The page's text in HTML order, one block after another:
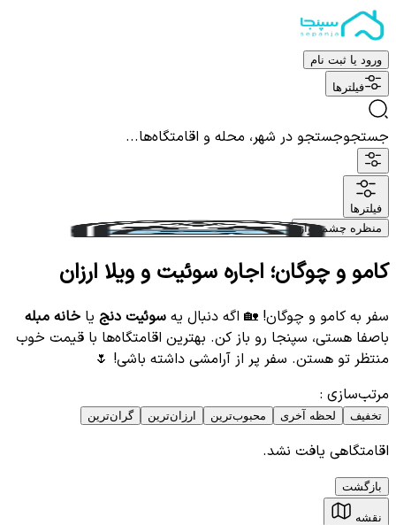
ورود یا ثبت نام
فیلترها
جستجوجستجو در شهر، محله و اقامتگاه‌ها...
فیلترها
منظره چشم نواز
کامو و چوگان؛ اجاره سوئیت و ویلا ارزان
سفر به کامو و چوگان! 🏡 اگه دنبال یه سوئیت دنج یا خانه مبله
باصفا هستی، سپنجا رو باز کن. بهترین اقامتگاه‌ها با قیمت خوب
منتظر تو هستن. سفر پر از آرامشی داشته باشی! 🌷
مرتب‌سازی :
تخفیف لحظه آخری محبوب‌ترین ارزان‌ترین گران‌ترین
اقامتگاهی یافت نشد.
بازگشت
نقشه